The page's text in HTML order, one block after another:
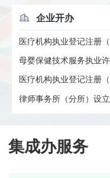
企业开办
集成办服务